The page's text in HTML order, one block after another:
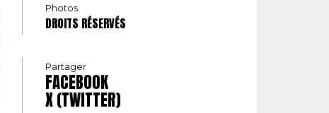
Photos
DROITS RÉSERVÉS
Partager
FACEBOOK
X (TWITTER)